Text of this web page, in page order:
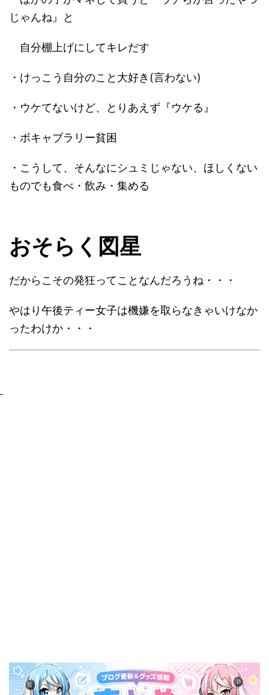
じゃんね』と
自分棚上げにしてキレだす
・けっこう自分のこと大好き(言わない)
・ウケてないけど、とりあえず『ウケる』
・ボキャブラリー貧困
・こうして、そんなにシュミじゃない、ほしくない
ものでも食べ・飲み・集める
おそらく図星
だからこその発狂ってことなんだろうね・・・
やはり午後ティー女子は機嫌を取らなきゃいけなか
ったわけか・・・